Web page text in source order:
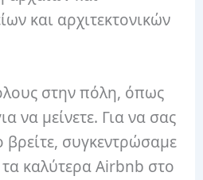
και αρχιτεκτονικών
στην πόλη, όπως
να μείνετε. Για να σας
συγκεντρώσαμε
καλύτερα Airbnb στο